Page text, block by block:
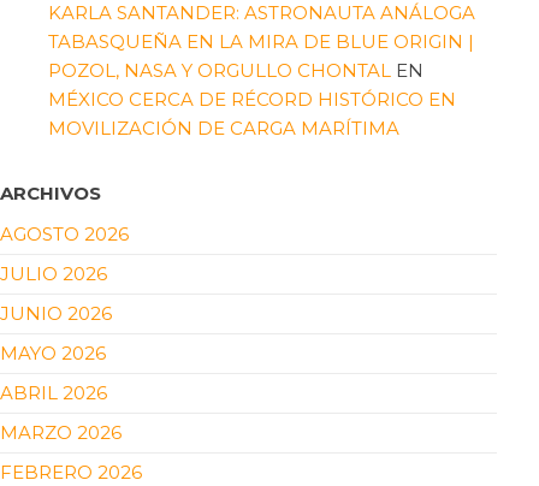
KARLA SANTANDER: ASTRONAUTA ANÁLOGA
TABASQUEÑA EN LA MIRA DE BLUE ORIGIN |
POZOL, NASA Y ORGULLO CHONTAL EN
MÉXICO CERCA DE RÉCORD HISTÓRICO EN
MOVILIZACIÓN DE CARGA MARÍTIMA
ARCHIVOS
AGOSTO 2026
JULIO 2026
JUNIO 2026
MAYO 2026
ABRIL 2026
MARZO 2026
FEBRERO 2026